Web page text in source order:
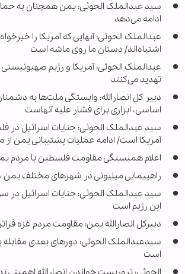
سید عبدالملک الحوثی: یمن همچنان به
ادامه می‌دهد
عبدالملک الحوثی: آنهایی که آمریکا را
اشتباه‌اند/ دستان ما روی ماشه است
عبدالملک الحوثی: آمریکا و رژیم
تهدید می‌کنند
دبیر کل انصارالله: وابستگی ملت‌ها به
اساسی، ابزاری برای فشار علیه آنهاست
سید عبدالملک الحوثی: جنایات اسرائیل در
آمریکا است/ ادامه عملیات پشتیبانی یمن از
اعلام همبستگی مقاومت فلسطین با مردم
راهپیمایی میلیونی در شهرهای مختلف یمن
سید عبدالملک الحوثی: جنایات اسرائیل در
این رژیم است
دبیرکل انصارالله یمن: مقاومت مردم غزه فراتر
سیدعبدالملک الحوثی: دورهای بعدی مقابله
است